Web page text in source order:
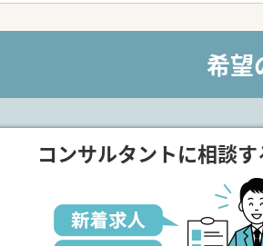
希
コンサルタントに相談す